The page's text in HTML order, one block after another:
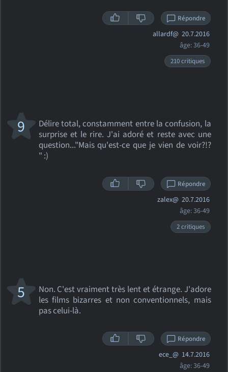
Répondre
allardf@ 20.7.2016
âge: 36-49
210 critiques
Délire total, constamment entre la confusion, la
surprise et le rire. J'ai adoré et reste avec une
question..."Mais qu'est-ce que je vien de voir?!?
" :)
9
Répondre
zalex@ 20.7.2016
âge: 36-49
2 critiques
Non. C'est vraiment très lent et étrange. J'adore
les films bizarres et non conventionnels, mais
pas celui-là.
5
Répondre
ece_@ 14.7.2016
âge: 36-49